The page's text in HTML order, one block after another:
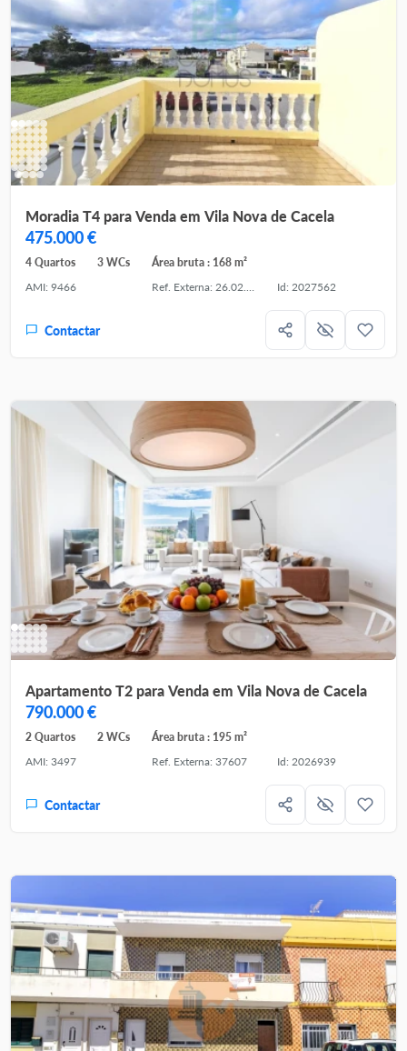
Moradia T4 para Venda em Vila Nova de Cacela
475.000 €
4 Quartos 3 WCs
Área bruta : 168 m²
AMI: 9466
Ref. Externa: 26.02.004.1 Id: 2027562
Contactar
Apartamento T2 para Venda em Vila Nova de Cacela
790.000 €
2 Quartos 2 WCs
Área bruta : 195 m²
AMI: 3497
Ref. Externa: 37607 Id: 2026939
Contactar